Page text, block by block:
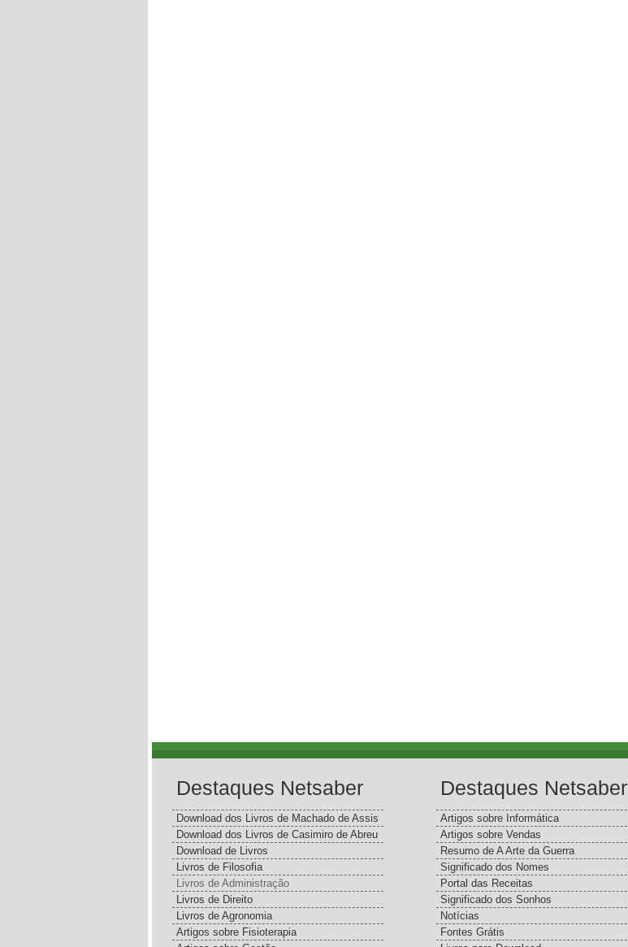
Destaques Netsaber
Download dos Livros de Machado de Assis
Download dos Livros de Casimiro de Abreu
Download de Livros
Livros de Filosofia
Livros de Administração
Livros de Direito
Livros de Agronomia
Artigos sobre Fisioterapia
Destaques Netsaber
Artigos sobre Informática
Artigos sobre Vendas
Resumo de A Arte da Guerra
Significado dos Nomes
Portal das Receitas
Significado dos Sonhos
Notícias
Fontes Grátis